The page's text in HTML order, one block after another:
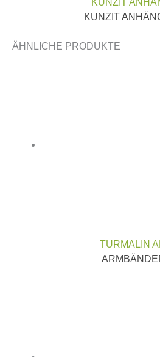
KUNZIT
ÄHNLICHE PRODUKTE
TURMALIN